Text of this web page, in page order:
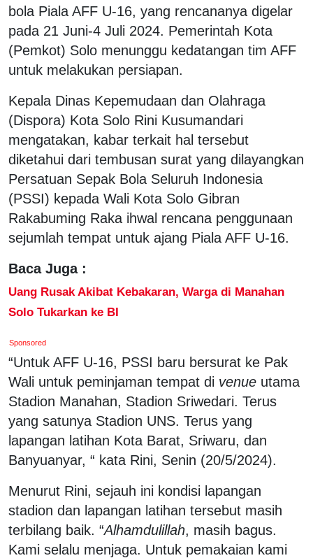
bola Piala AFF U-16, yang rencananya digelar
pada 21 Juni-4 Juli 2024. Pemerintah Kota
(Pemkot) Solo menunggu kedatangan tim AFF
untuk melakukan persiapan.
Kepala Dinas Kepemudaan dan Olahraga
(Dispora) Kota Solo Rini Kusumandari
mengatakan, kabar terkait hal tersebut
diketahui dari tembusan surat yang dilayangkan
Persatuan Sepak Bola Seluruh Indonesia
(PSSI) kepada Wali Kota Solo Gibran
Rakabuming Raka ihwal rencana penggunaan
sejumlah tempat untuk ajang Piala AFF U-16.
Baca Juga :
Uang Rusak Akibat Kebakaran, Warga di Manahan
Solo Tukarkan ke BI
Sponsored
“Untuk AFF U-16, PSSI baru bersurat ke Pak
Wali untuk peminjaman tempat di venue utama
Stadion Manahan, Stadion Sriwedari. Terus
yang satunya Stadion UNS. Terus yang
lapangan latihan Kota Barat, Sriwaru, dan
Banyuanyar, “ kata Rini, Senin (20/5/2024).
Menurut Rini, sejauh ini kondisi lapangan
stadion dan lapangan latihan tersebut masih
terbilang baik. “Alhamdulillah, masih bagus.
Kami selalu menjaga. Untuk pemakaian kami